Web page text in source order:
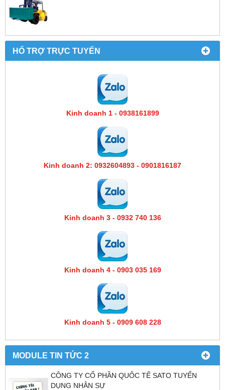
HỔ TRỢ TRỰC TUYẾN
Kinh doanh 1 - 0938161899
Kinh doanh 2: 0932604893 - 0901816187
Kinh doanh 3 - 0932 740 136
Kinh doanh 4 - 0903 035 169
Kinh doanh 5 - 0909 608 228
MODULE TIN TỨC 2
CÔNG TY CỔ PHẦN QUỐC TẾ SATO TUYỂN
DỤNG NHÂN SỰ